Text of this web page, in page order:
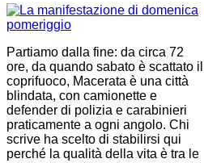
Partiamo dalla fine: da circa 72
ore, da quando sabato è scattato il
coprifuoco, Macerata è una città
blindata, con camionette e
defender di polizia e carabinieri
praticamente a ogni angolo. Chi
scrive ha scelto di stabilirsi qui
perché la qualità della vita è tra le